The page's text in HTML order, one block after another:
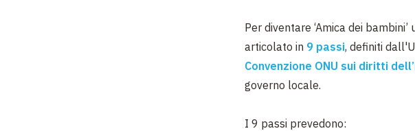
Per diventare ‘Amica dei
articolato in 9 passi, definiti
Convenzione ONU sui diritti
governo locale.
I 9 passi prevedono: